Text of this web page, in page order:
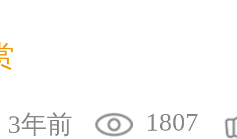
用户作
3年前 1807